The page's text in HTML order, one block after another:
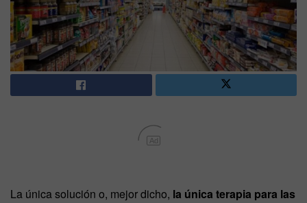
Ad
La única solución o, mejor dicho, la única terapia para las